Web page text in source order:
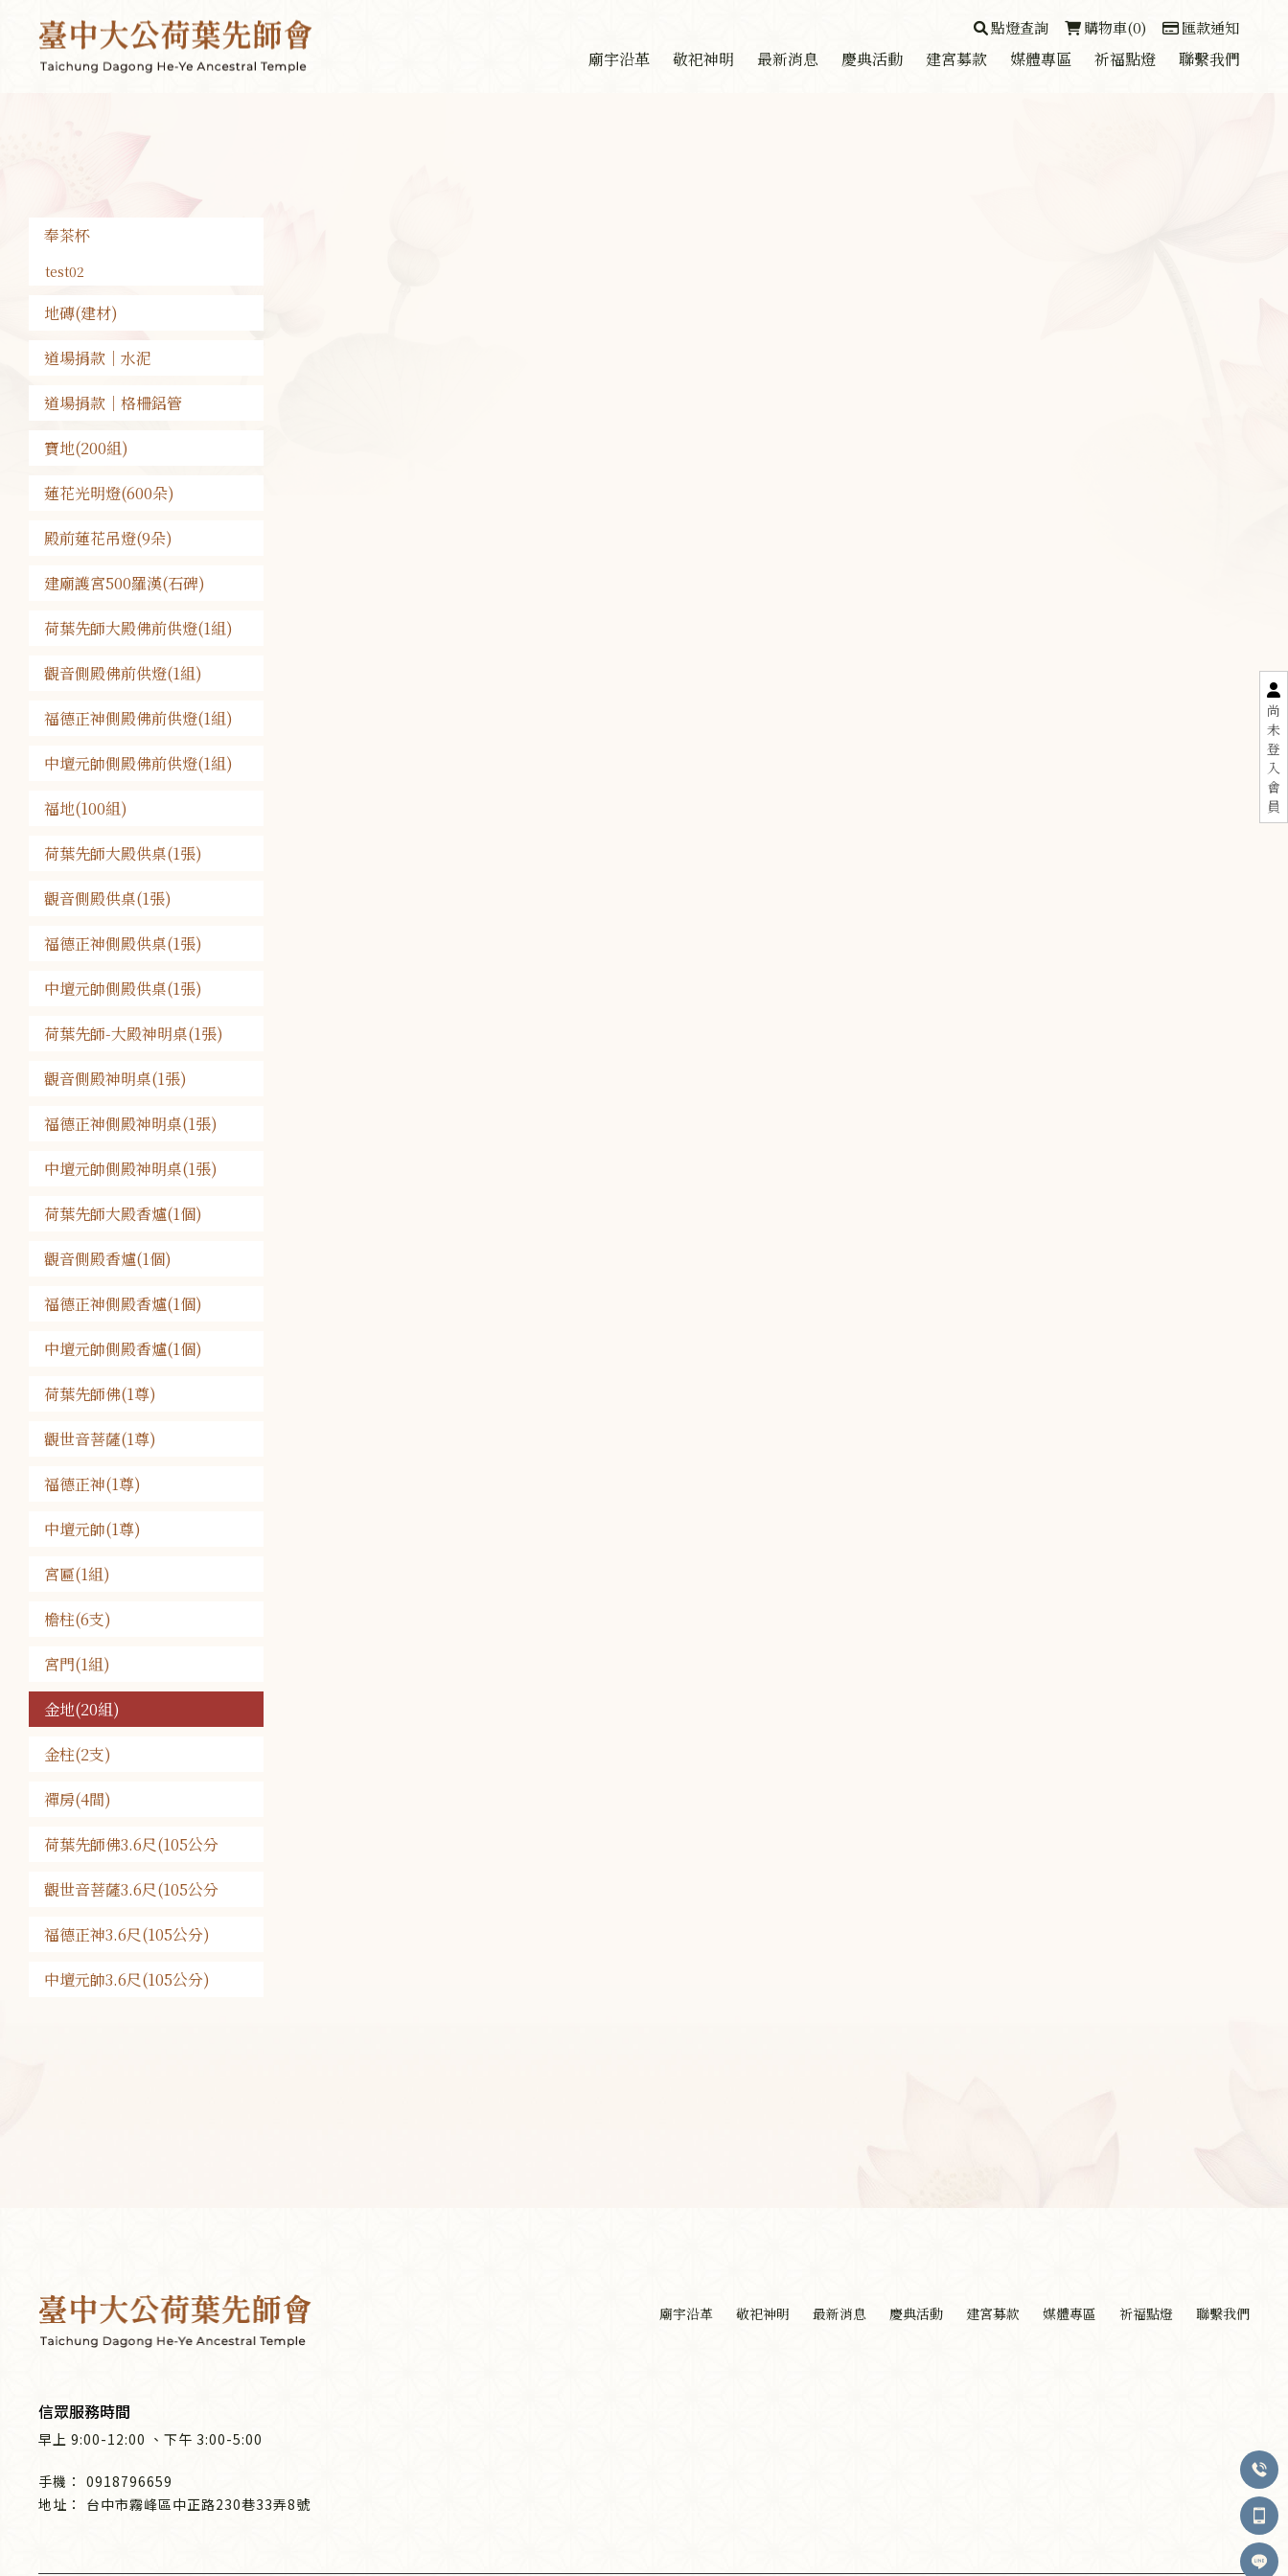
尚
未
登
入
會
員
點燈查詢 購物車(0) 匯款通知
廟宇沿革 敬祀神明 最新消息 慶典活動 建宮募款 媒體專區 祈福點燈 聯繫我們
奉茶杯
test02
地磚(建材)
道場捐款｜水泥
道場捐款｜格柵鋁管
寶地(200組)
蓮花光明燈(600朵)
殿前蓮花吊燈(9朵)
建廟護宮500羅漢(石碑)
荷葉先師大殿佛前供燈(1組)
觀音側殿佛前供燈(1組)
福德正神側殿佛前供燈(1組)
中壇元帥側殿佛前供燈(1組)
福地(100組)
荷葉先師大殿供桌(1張)
觀音側殿供桌(1張)
福德正神側殿供桌(1張)
中壇元帥側殿供桌(1張)
荷葉先師-大殿神明桌(1張)
觀音側殿神明桌(1張)
福德正神側殿神明桌(1張)
中壇元帥側殿神明桌(1張)
荷葉先師大殿香爐(1個)
觀音側殿香爐(1個)
福德正神側殿香爐(1個)
中壇元帥側殿香爐(1個)
荷葉先師佛(1尊)
觀世音菩薩(1尊)
福德正神(1尊)
中壇元帥(1尊)
宮匾(1組)
檐柱(6支)
宮門(1組)
金地(20組)
金柱(2支)
禪房(4間)
荷葉先師佛3.6尺(105公分
觀世音菩薩3.6尺(105公分
福德正神3.6尺(105公分)
中壇元帥3.6尺(105公分)
信眾服務時間
早上9:00-12:00 、下午3:00-5:00
0918796659
台中市霧峰區中正路230巷33弄8號
廟宇沿革 敬祀神明 最新消息 慶典活動 建宮募款 媒體專區 祈福點燈 聯繫我們